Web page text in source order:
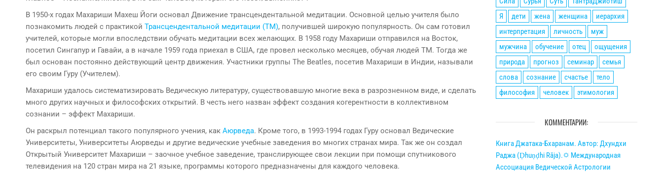
В 1950-х годах Махариши Махеш Йоги основал Движение трансцендентальной медитации. Основной целью учителя было
познакомить людей с практикой Трансцендентальной медитации (ТМ), получившей широкую популярность. Он сам готовил
учителей, которые могли впоследствии обучать медитации всех желающих. В 1958 году Махариши отправился на Восток,
посетил Сингапур и Гавайи, а в начале 1959 года приехал в США, где провел несколько месяцев, обучая людей ТМ. Тогда же
был основан постоянно действующий центр движения. Участники группы The Beatles, посетив Махариши в Индии, называли
его своим Гуру (Учителем).
Махариши удалось систематизировать Ведическую литературу, существовавшую многие века в разрозненном виде, и сделать
много других научных и философских открытий. В честь него назван эффект создания когерентности в коллективном
сознании – эффект Махариши.
Он раскрыл потенциал такого популярного учения, как Аюрведа. Кроме того, в 1993-1994 годах Гуру основал Ведические
Университеты, Университеты Аюрведы и другие ведические учебные заведения во многих странах мира. Так же он создал
Открытый Университет Махариши – заочное учебное заведение, транслирующее свои лекции при помощи спутникового
телевидения на 120 стран мира на 21 языке, программы которого предназначены для каждого человека.
Я
дети жена женщина
иерархия
интерпретация
личность
муж
мужчина
обучение отец
ощущения
природа
прогноз семинар
семья
слова
сознание счастье
тело
философия
человек этимология
КОММЕНТАРИИ:
Книга Джатака-Бхаранам. Автор: Дхундхи
Раджа (Ḍhuṇḍhi Rāja).🌣 Международная
Ассоциация Ведической Астрологии